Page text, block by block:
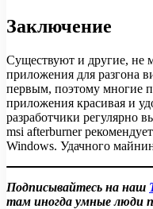
Заключение
Существуют и другие, не
приложения для разгона
первым, поэтому многие
приложения красивая и
разработчики регулярно
msi afterburner
Windows. Удачного
Подписывайтесь на наш
там иногда умные люди